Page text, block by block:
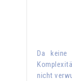
Da keine
nicht